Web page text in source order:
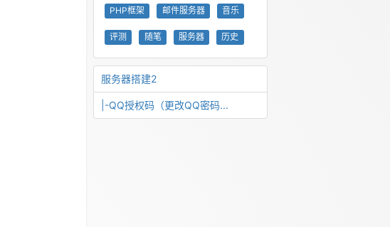
PHP框架 邮件服务器 音乐
评测 随笔 服务器 历史
服务器搭建2
|-QQ授权码（更改QQ密码...